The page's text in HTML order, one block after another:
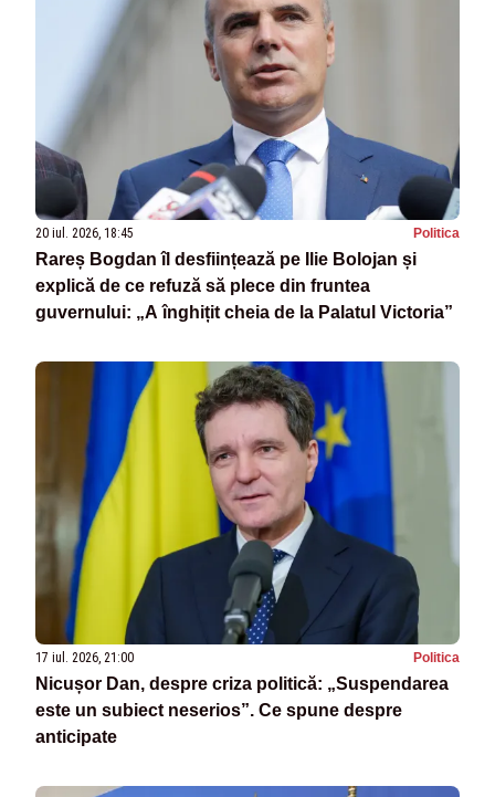
20 iul. 2026, 18:45 Politica
Rareș Bogdan îl desființează pe Ilie Bolojan și
explică de ce refuză să plece din fruntea
guvernului: „A înghițit cheia de la Palatul Victoria”
17 iul. 2026, 21:00 Politica
Nicușor Dan, despre criza politică: „Suspendarea
este un subiect neserios”. Ce spune despre
anticipate